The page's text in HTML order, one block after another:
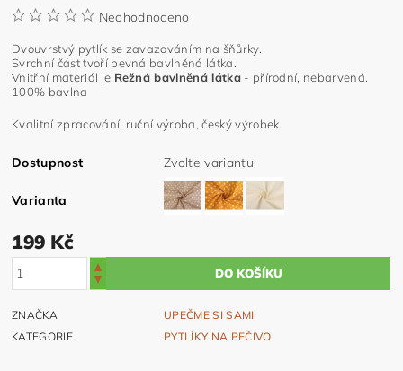
Neohodnoceno
Dvouvrstvý pytlík se zavazováním na šňůrky.
Svrchní část tvoří pevná bavlněná látka.
Vnitřní materiál je Režná bavlněná látka- přírodní, nebarvená.
100% bavlna
Kvalitní zpracování, ruční výroba, český výrobek.
Dostupnost Zvolte variantu
Varianta
199 Kč
ZNAČKA
UPEČME SI SAMI
KATEGORIE
PYTLÍKY NA PEČIVO